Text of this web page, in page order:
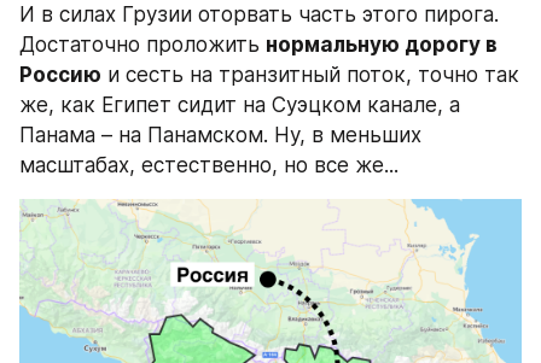
И в силах Грузии оторвать часть этого пирога.
Достаточно проложить нормальную дорогу в
Россию и сесть на транзитный поток, точно так
же, как Египет сидит на Суэцком канале, а
Панама – на Панамском. Ну, в меньших
масштабах, естественно, но все же...